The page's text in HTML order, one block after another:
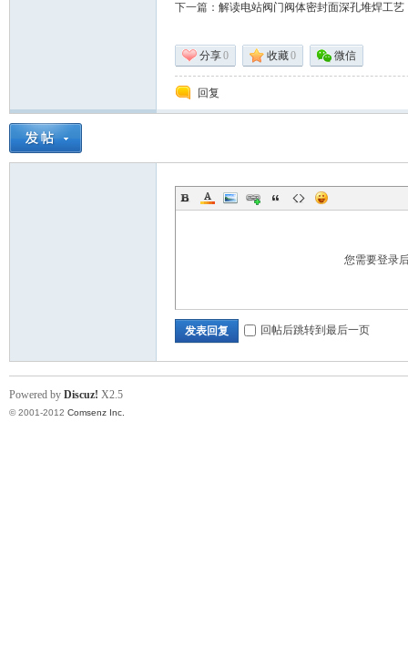
下一篇： 解读电站阀门阀体密封面深孔堆焊工艺
分享0 收藏0 微信
回复
您需要登录
发表回复 回帖后跳转到最后一页
Powered by Discuz! X2.5
© 2001-2012 Comsenz Inc.